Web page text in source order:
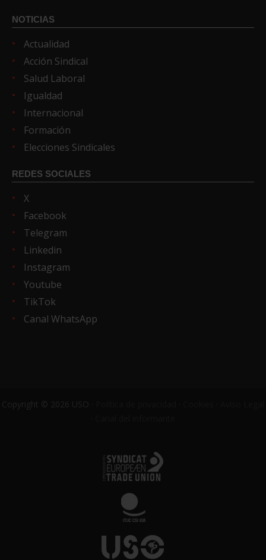
NOTICIAS
Actualidad
Acción Sindical
Salud Laboral
Igualdad
Internacional
Formación
Elecciones Sindicales
REDES SOCIALES
X
Facebook
Telegram
Linkedin
Instagram
Youtube
TikTok
Canal WhatsApp
Copyright © 2026 USO ·